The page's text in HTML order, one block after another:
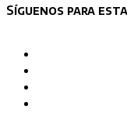
Asides
Síguenos para